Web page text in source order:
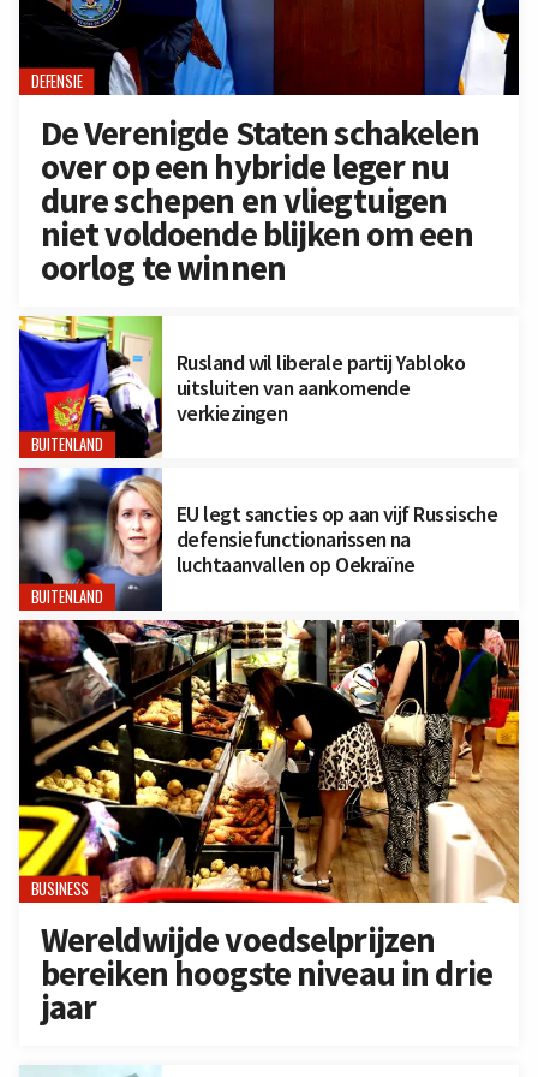
DEFENSIE
De Verenigde Staten schakelen
over op een hybride leger nu
dure schepen en vliegtuigen
niet voldoende blijken om een
oorlog te winnen
BUITENLAND
Rusland wil liberale partij Yabloko
uitsluiten van aankomende
verkiezingen
BUITENLAND
EU legt sancties op aan vijf Russische
defensiefunctionarissen na
luchtaanvallen op Oekraïne
BUSINESS
Wereldwijde voedselprijzen
bereiken hoogste niveau in drie
jaar